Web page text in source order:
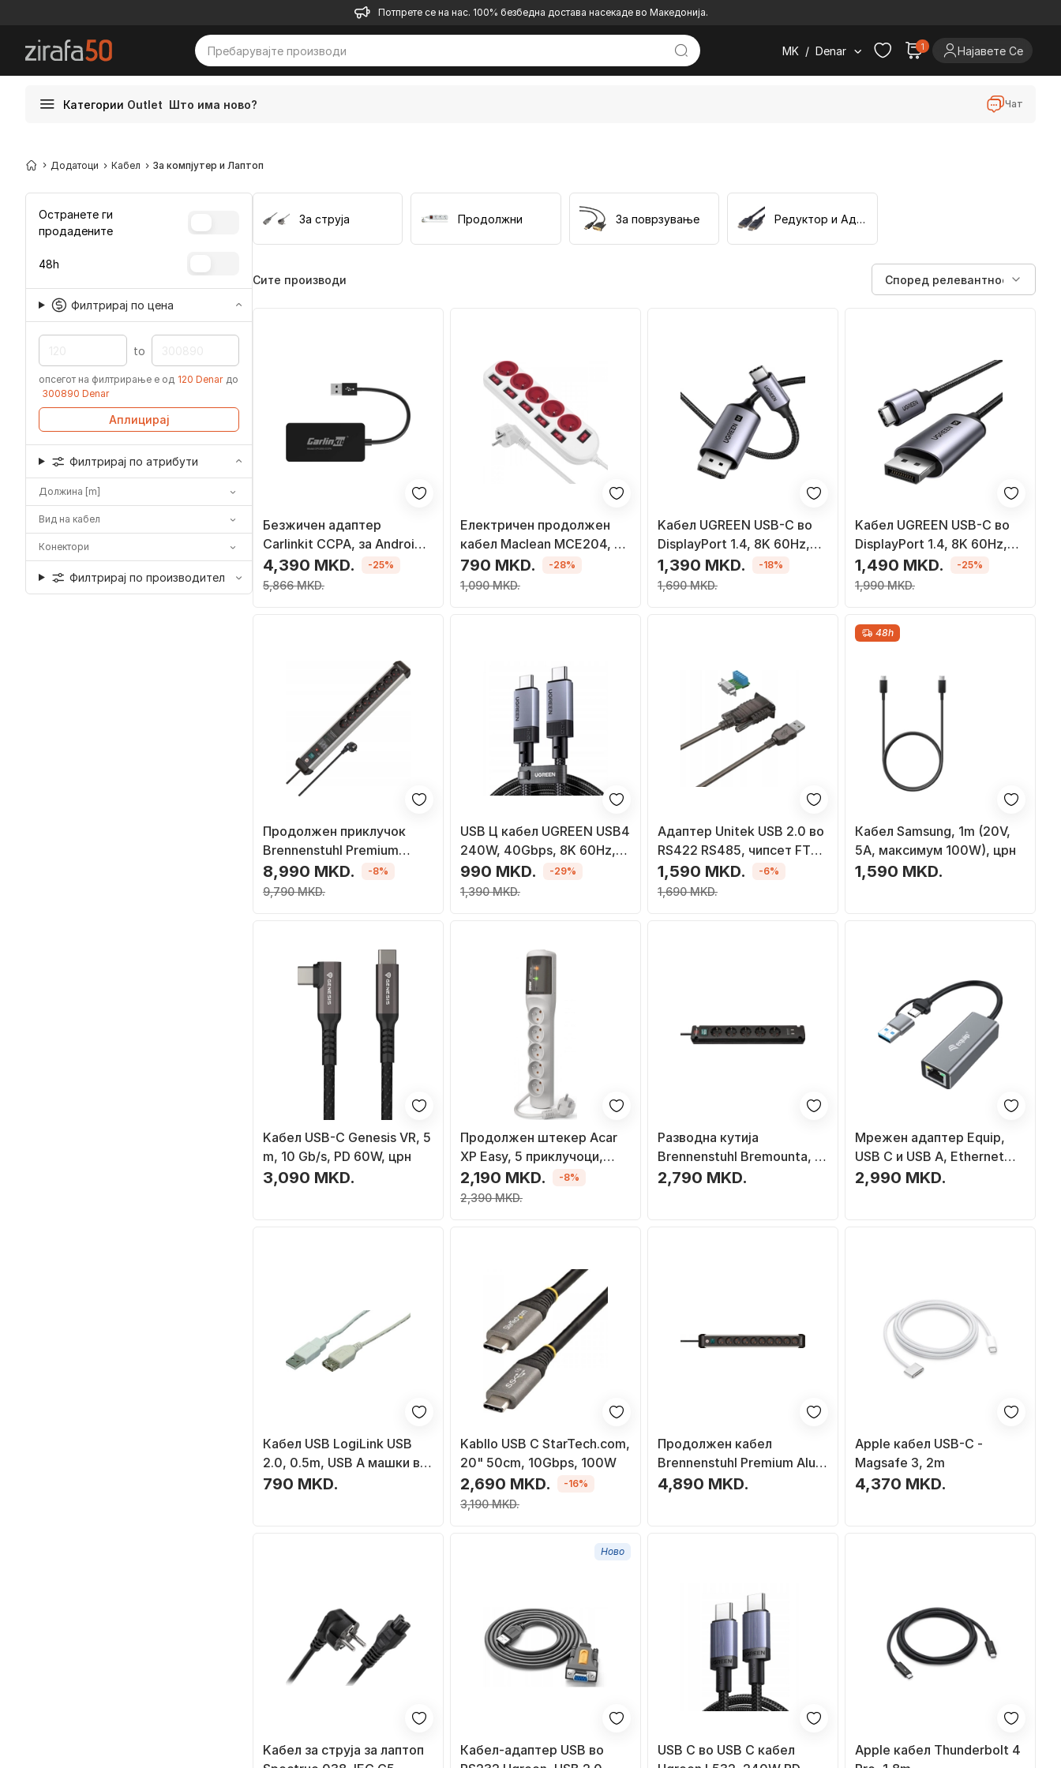
Потпрете се на нас. 100% безбедна достава насекаде во Македонија.
MK / Denar 1 Најавете Се
Категории Outlet Што има ново? Чат
Додатоци Кабел За компјутер и Лаптоп
Остранете ги
продадените
48h
Филтрирај по цена
to
опсегот на филтрирање е од 120 Denar до
300890 Denar
Аплицирај
Филтрирај по атрибути
Должина [m]
Вид на кабел
Конектори
Филтрирај по производител
За струја Продолжни За поврзување Редуктор и Адаптер
Сите производи
Безжичен адаптер
Carlinkit CCPA, за Android
Auto и Apple CarPlay, USB,
црн
4,390 MKD.
5,866 MKD.
-25%
Електричен продолжен
кабел Maclean MCE204, 5
приклучници, кабел 1.5 m,
бел
790 MKD.
1,090 MKD.
-28%
Kабел UGREEN USB-C во
DisplayPort 1.4, 8K 60Hz,
4K 240Hz, 32.4Gbps,
плетен
1,390 MKD.
1,690 MKD.
-18%
Kабел UGREEN USB-C во
DisplayPort 1.4, 8K 60Hz,
4K 240Hz, плетен
1,490 MKD.
1,990 MKD.
-25%
Продолжен приклучок
Brennenstuhl Premium
Protect Line 1391010800, 8
излези, 3 m, црна
8,990 MKD.
9,790 MKD.
-8%
USB Ц кабел UGREEN USB4
240W, 40Gbps, 8K 60Hz,
црн
990 MKD.
1,390 MKD.
-29%
Адаптер Unitek USB 2.0 во
RS422 RS485, чипсет FTDI,
1.5m, со USB хаб
1,590 MKD.
1,690 MKD.
-6%
48h
Кабел Samsung, 1m (20V,
5A, максимум 100W), црн
1,590 MKD.
Kабел USB-C Genesis VR, 5
m, 10 Gb/s, PD 60W, црн
3,090 MKD.
Продолжен штекер Acar
XP Easy, 5 приклучоци,
кабел 5.0 m, сива
2,190 MKD.
2,390 MKD.
-8%
Разводна кутија
Brennenstuhl Bremounta, 5
приклучоци, кабел 3 m, 2x
2,790 MKD.
Мрежен адаптер Equip,
USB C и USB A, Ethernet
2.5 Gbps
2,990 MKD.
Кабел USB LogiLink USB
2.0, 0.5m, USB A машки во
женски, сив
790 MKD.
Kabllo USB C StarTech.com,
20" 50cm, 10Gbps, 100W
2,690 MKD.
3,190 MKD.
-16%
Продолжен кабел
Brennenstuhl Premium Alu
Line, 10 приклучоци, 3 m,
4,890 MKD.
Apple кабел USB-C -
Magsafe 3, 2m
4,370 MKD.
Kабел за струја за лаптоп
Ново
Кабел-адаптер USB во
USB C во USB C кабел
Apple кабел Thunderbolt 4